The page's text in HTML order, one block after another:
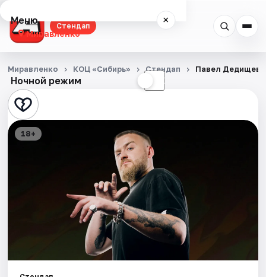
Стендап
Меню ×
Миравленко
Стендап
События
Города
Ночной режим ☾
Миравленко КОЦ «Сибирь» Стендап Павел Дедищев
18+